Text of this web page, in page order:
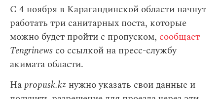
С 4 ноября в Карагандинской области начнут
работать три санитарных поста, которые
можно будет пройти с пропуском, сообщает
Tengrinews со ссылкой на пресс-службу
акимата области.
Наpropusk.kz нужно указать свои данные и